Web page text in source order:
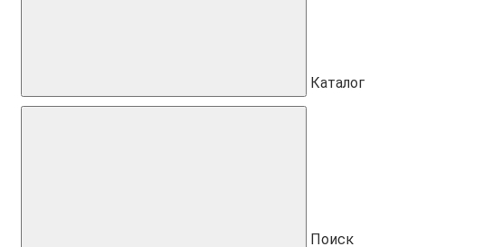
Каталог
Поиск